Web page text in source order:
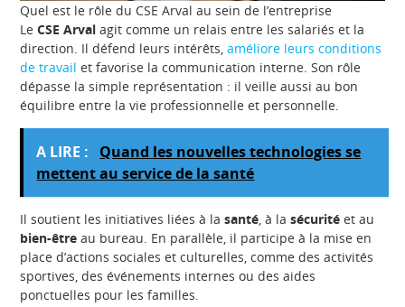
Quel est le rôle du CSE Arval au sein de l’entreprise
LeCSE Arval agit comme un relais entre les salariés et la
direction. Il défend leurs intérêts,améliore leurs conditions
de travail et favorise la communication interne. Son rôle
dépasse la simple représentation : il veille aussi au bon
équilibre entre la vie professionnelle et personnelle.
A LIRE :
Quand les nouvelles technologies se
mettent au service de la santé
Il soutient les initiatives liées à lasanté, à lasécurité et au
bien-être au bureau. En parallèle, il participe à la mise en
place d’actions sociales et culturelles, comme des activités
sportives, des événements internes ou des aides
ponctuelles pour les familles.